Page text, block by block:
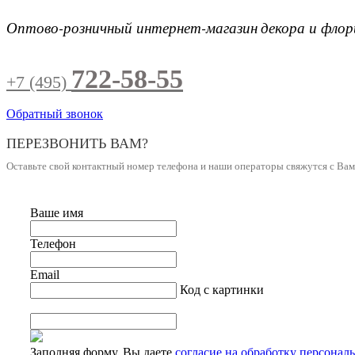
Оптово-розничный интернет-магазиндекора и
+7 (495) 722-58-55
Обратный звонок
ПЕРЕЗВОНИТЬ ВАМ?
Оставьте свой контактный номер телефона и наши операторы свяжутся с
Ваше имя
Телефон
Email
Код с картинки
Заполняя форму, Вы даете согласие на обработку